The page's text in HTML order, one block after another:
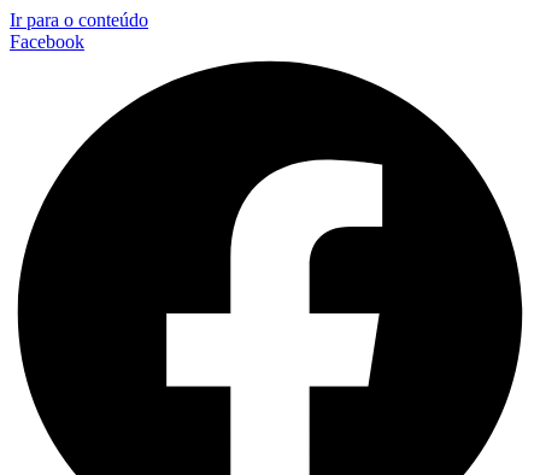
Ir para o conteúdo
Facebook